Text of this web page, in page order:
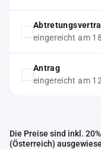
eingereicht am
Antrag
eingereicht am
Die Preise sind inkl.
(Österreich)